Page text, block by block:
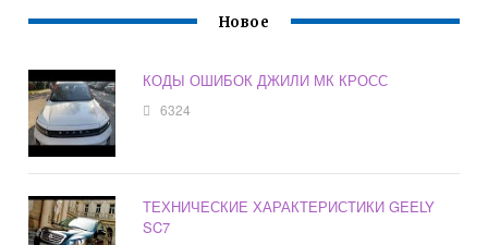
Новое
КОДЫ ОШИБОК ДЖИЛИ МК КРОСС
6324
ТЕХНИЧЕСКИЕ ХАРАКТЕРИСТИКИ GEELY
SC7